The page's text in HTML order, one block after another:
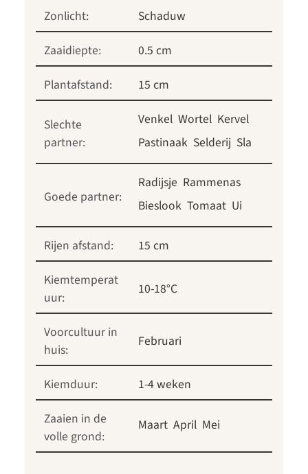
Zonlicht:
Schaduw
Zaaidiepte:
0.5 cm
Plantafstand:
15 cm
Slechte
partner:
Venkel Wortel Kervel
Pastinaak Selderij Sla
Goede partner:
Radijsje Rammenas
Bieslook Tomaat Ui
Rijen afstand:
15 cm
Kiemtemperat
uur:
10-18°C
Voorcultuur in
huis:
Februari
Kiemduur:
1-4 weken
Zaaien in de
volle grond:
Maart April Mei